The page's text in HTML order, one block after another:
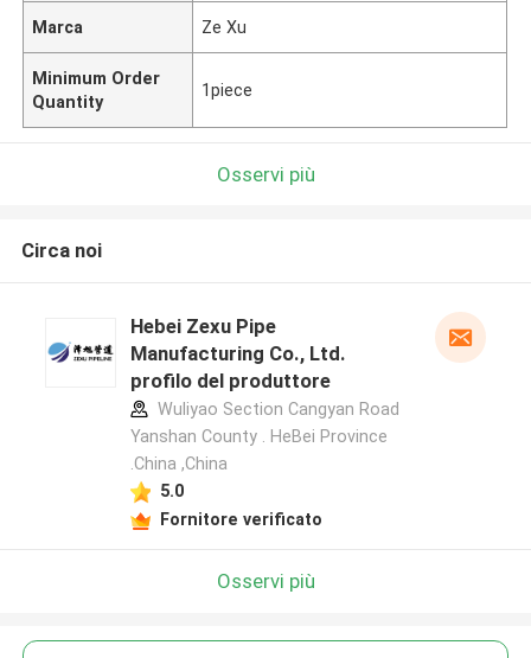
Marca Ze Xu
Minimum Order
Quantity
1piece
Osservi più
Circa noi
Hebei Zexu Pipe
Manufacturing Co., Ltd.
profilo del produttore
Wuliyao Section Cangyan Road
Yanshan County . HeBei Province
.China ,China
5.0
Fornitore verificato
Osservi più